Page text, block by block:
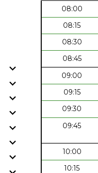
08:00
08:15
08:30
08:45
09:00
09:15
09:30
09:45
10:00
10:15